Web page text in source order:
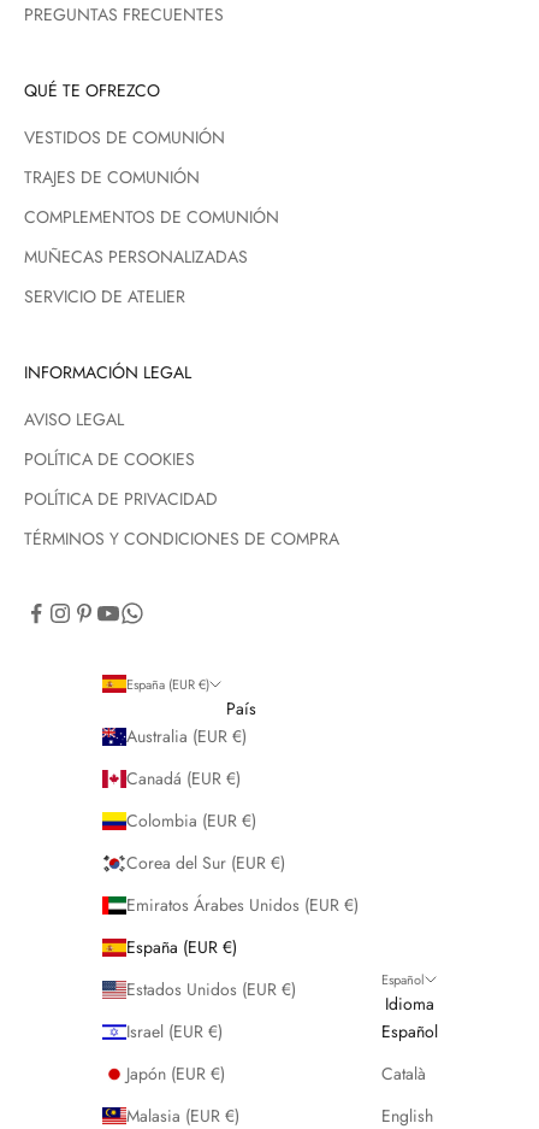
PREGUNTAS FRECUENTES
QUÉ TE OFREZCO
VESTIDOS DE COMUNIÓN
TRAJES DE COMUNIÓN
COMPLEMENTOS DE COMUNIÓN
MUÑECAS PERSONALIZADAS
SERVICIO DE ATELIER
INFORMACIÓN LEGAL
AVISO LEGAL
POLÍTICA DE COOKIES
POLÍTICA DE PRIVACIDAD
TÉRMINOS Y CONDICIONES DE COMPRA
España (EUR €)
País
Australia (EUR €)
Canadá (EUR €)
Colombia (EUR €)
Corea del Sur (EUR €)
Emiratos Árabes Unidos (EUR €)
España (EUR €)
Estados Unidos (EUR €)
Israel (EUR €)
Japón (EUR €)
Malasia (EUR €)
Español
Idioma
Español
Català
English